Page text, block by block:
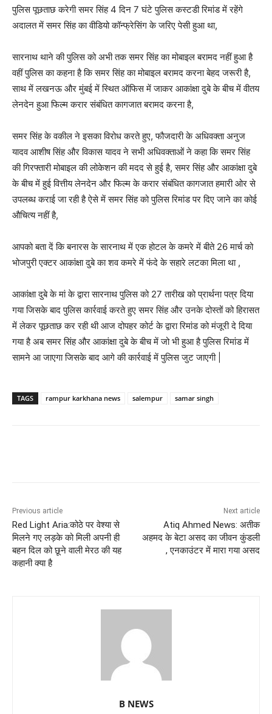
पुलिस पूछताछ करेगी समर सिंह 4 दिन 7 घंटे पुलिस कस्टडी रिमांड में रहेंगे
अदालत में समर सिंह का वीडियो कॉन्फ्रेसिंग के जरिए पेसी हुआ था,
सारनाथ थाने की पुलिस को अभी तक समर सिंह का मोबाइल बरामद नहीं हुआ है
वहीं पुलिस का कहना है कि समर सिंह का मोबाइल बरामद करना बेहद जरूरी है,
साथ में लखनऊ और मुंबई में स्थित ऑफिस में जाकर आकांक्षा दुबे के बीच में वीतय
लेनदेन हुआ फिल्म करार संबंधित कागजात बरामद करना है,
समर सिंह के वकील ने इसका विरोध करते हुए, फौजदारी के अधिवक्ता अनुज
यादव आशीष सिंह और विकास यादव ने सभी अधिवक्ताओं ने कहा कि समर सिंह
की गिरफ्तारी मोबाइल की लोकेशन की मदद से हुई है, समर सिंह और आकांक्षा दुबे
के बीच में हुई वित्तीय लेनदेन और फिल्म के करार संबंधित कागजात हमारी ओर से
उपलब्ध कराई जा रही है ऐसे में समर सिंह को पुलिस रिमांड पर दिए जाने का कोई
औचित्य नहीं है,
आपको बता दें कि बनारस के सारनाथ में एक होटल के कमरे में बीते 26 मार्च को
भोजपुरी एक्टर आकांक्षा दुबे का शव कमरे में फंदे के सहारे लटका मिला था ,
आकांक्षा दुबे के मां के द्वारा सारनाथ पुलिस को 27 तारीख को प्रार्थना पत्र दिया
गया जिसके बाद पुलिस कार्रवाई करते हुए समर सिंह और उनके दोस्तों को हिरासत
में लेकर पूछताछ कर रही थी आज दोपहर कोर्ट के द्वारा रिमांड को मंजूरी दे दिया
गया है अब समर सिंह और आकांक्षा दुबे के बीच में जो भी हुआ है पुलिस रिमांड में
सामने आ जाएगा जिसके बाद आगे की कार्रवाई में पुलिस जुट जाएगी |
TAGS rampur karkhana news salempur samar singh
Previous article
Red Light Aria:कोठे पर वेश्या से
मिलने गए लड़के को मिली अपनी ही
बहन दिल को छूने वाली मेरठ की यह
कहानी क्या है
Next article
Atiq Ahmed News: अतीक
अहमद के बेटा असद का जीवन कुंडली
, एनकाउंटर में मारा गया असद
B NEWS